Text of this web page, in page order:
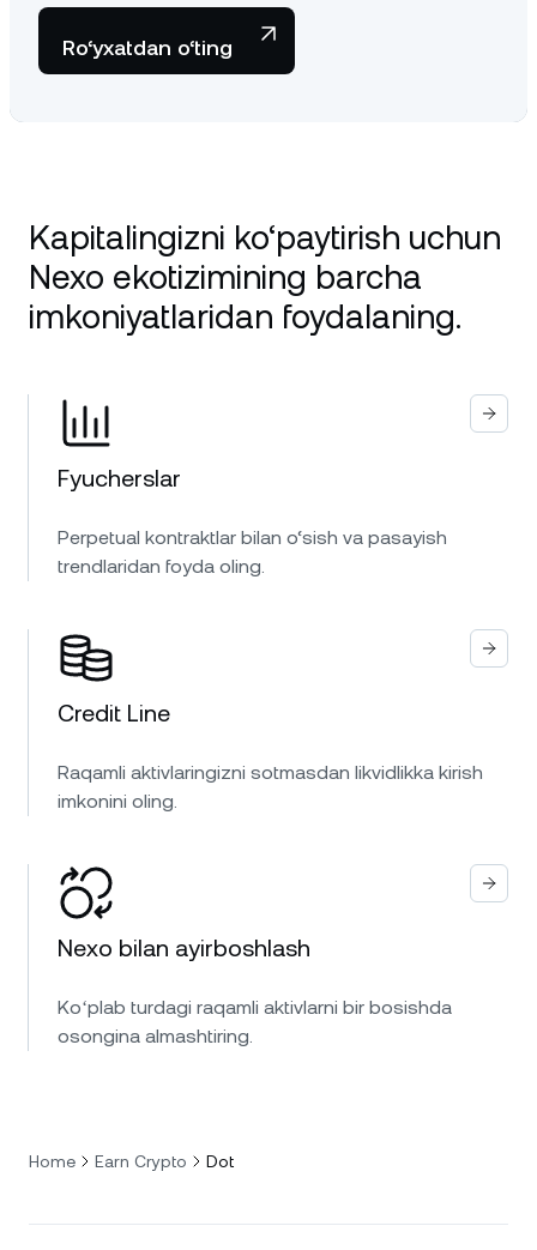
Ro‘yxatdan o‘ting
Kapitalingizni ko‘paytirish uchun
Nexo ekotizimining barcha
imkoniyatlaridan foydalaning.
Fyucherslar
Perpetual kontraktlar bilan o‘sish va pasayish
trendlaridan foyda oling.
Credit Line
Raqamli aktivlaringizni sotmasdan likvidlikka kirish
imkonini oling.
Nexo bilan ayirboshlash
Koʻplab turdagi raqamli aktivlarni bir bosishda
osongina almashtiring.
Home Earn Crypto Dot